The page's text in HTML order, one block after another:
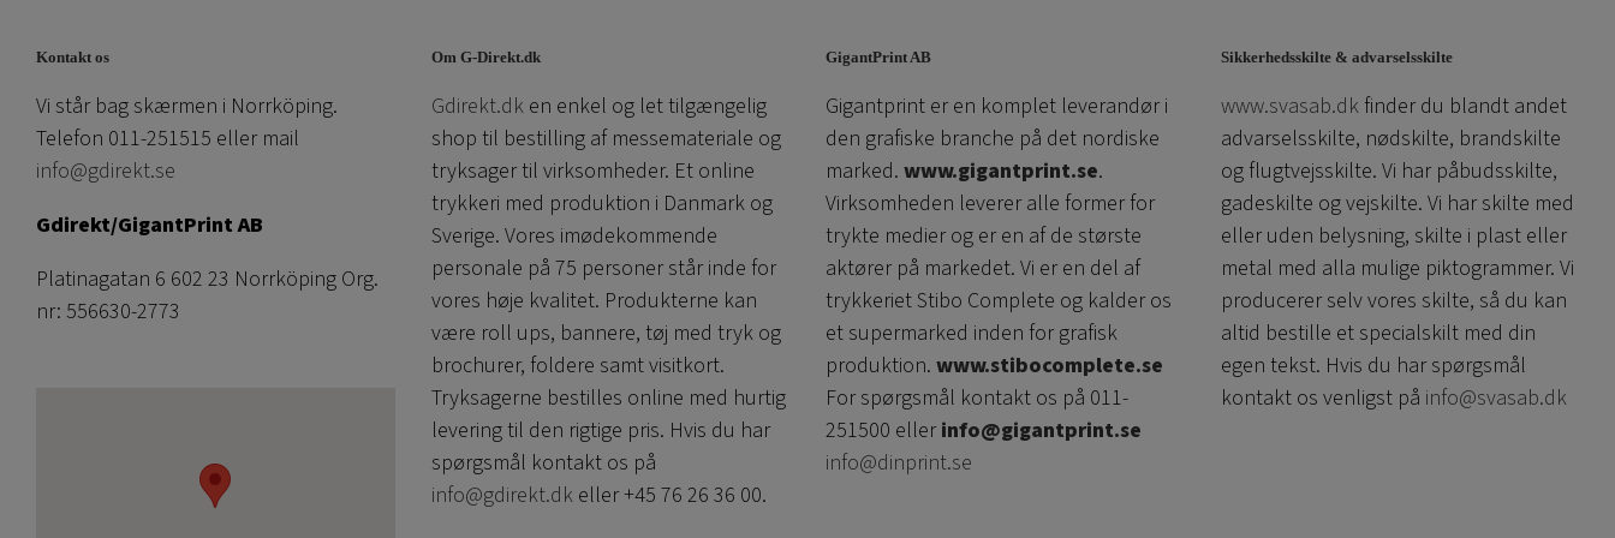
varianter.
Mulighederne
kan
varesiden
varianter.
Mulighederne
kan
vælges
på
varesiden
Kontakt os
Vi står bag skærmen i Norrköping.
Telefon 011-251515 eller mail
info@gdirekt.se
Gdirekt/GigantPrint AB
Platinagatan 6 602 23 Norrköping Org.
nr: 556630-2773
Om G-Direkt.dk
Gdirekt.dken enkel og let tilgængelig
shop til bestilling af messemateriale og
tryksager til virksomheder. Et online
trykkeri med produktion i Danmark og
Sverige. Vores imødekommende
personale på 75 personer står inde for
vores høje kvalitet. Produkterne kan
være roll ups, bannere, tøj med tryk og
brochurer, foldere samt visitkort.
Tryksagerne bestilles online med hurtig
levering til den rigtige pris. Hvis du har
spørgsmål kontakt os på
info@gdirekt.dkeller +45 76 26 36 00.
GigantPrint AB
Gigantprint er en komplet leverandør i
den grafiske branche på det nordiske
marked. www.gigantprint.se.
Virksomheden leverer alle former for
trykte medier og er en af ​​de største
aktører på markedet. Vi er en del af
trykkeriet Stibo Complete og kalder os
et supermarked inden for grafisk
produktion. www.stibocomplete.se
For spørgsmål kontakt os på 011-
251500 ellerinfo@gigantprint.se
info@dinprint.se
Sikkerhedsskilte & advarselsskilte
www.svasab.dkfinder du blandt andet
advarselsskilte, nødskilte, brandskilte
og flugtvejsskilte. Vi har påbudsskilte,
gadeskilte og vejskilte. Vi har skilte med
eller uden belysning, skilte i plast eller
metal med alla mulige piktogrammer. Vi
producerer selv vores skilte, så du kan
altid bestille et specialskilt med din
egen tekst. Hvis du har spørgsmål
kontakt os venligst på info@svasab.dk